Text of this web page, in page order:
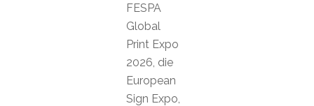
FESPA
Global
Print Expo
2026, die
European
Sign Expo,